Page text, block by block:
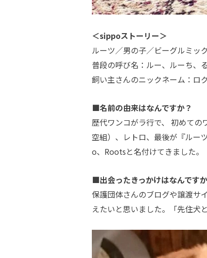
＜sippoストーリー＞
ルーツ／男の子／ビーグルミッ
普段の呼び名：ルー、ルーち、
飼い主さんのニックネーム：
■名前の由来はなんですか？
歴代ワンコがラ行で、 初めて
空組）、レトロ、最後が『ルー
o、Rootsと名付けてきました。
■出会ったきっかけはなんです
保護団体さんのブログや譲渡サ
えたいと思いました。「先住犬